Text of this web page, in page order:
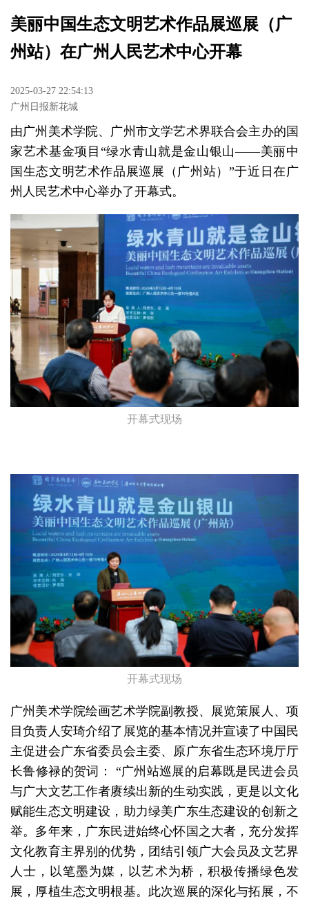
美丽中国生态文明艺术作品展巡展（广
州站）在广州人民艺术中心开幕
2025-03-27 22:54:13
广州日报新花城
由广州美术学院、广州市文学艺术界联合会主办的国
家艺术基金项目“绿水青山就是金山银山——美丽中
国生态文明艺术作品展巡展（广州站）”于近日在广
州人民艺术中心举办了开幕式。
开幕式现场
开幕式现场
广州美术学院绘画艺术学院副教授、展览策展人、项
目负责人安琦介绍了展览的基本情况并宣读了中国民
主促进会广东省委员会主委、原广东省生态环境厅厅
长鲁修禄的贺词： “广州站巡展的启幕既是民进会员
与广大文艺工作者赓续出新的生动实践，更是以文化
赋能生态文明建设，助力绿美广东生态建设的创新之
举。多年来，广东民进始终心怀国之大者，充分发挥
文化教育主界别的优势，团结引领广大会员及文艺界
人士，以笔墨为媒，以艺术为桥，积极传播绿色发
展，厚植生态文明根基。此次巡展的深化与拓展，不